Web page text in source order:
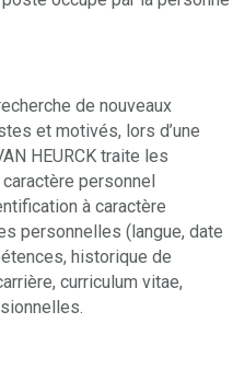
de nouveaux
et motivés, lors d’une
HEURCK traite les
personnel
à caractère
personnelles (langue, date
historique de
curriculum vitae,